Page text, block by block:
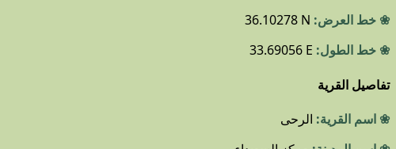
❀ خط العرض: 36.10278 N
❀ خط الطول: 33.69056 E
تفاصيل القرية
❀ اسم القرية: الرحى